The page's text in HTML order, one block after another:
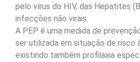
pelo vírus do HIV, das Hepatites
infecções não virais.
A PEP é uma medida de
ser utilizada em situação de risco
existindo também profilaxia